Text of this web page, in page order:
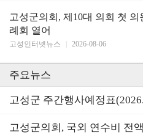
고성군의회, 제10대 의회 첫 의
례회 열어
고성인터넷뉴스 2026-08-06
주요뉴스
고성군 주간행사예정표
고성군의회, 국외 연수비 전